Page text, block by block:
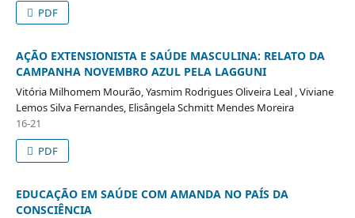
PDF
AÇÃO EXTENSIONISTA E SAÚDE MASCULINA: RELATO DA
CAMPANHA NOVEMBRO AZUL PELA LAGGUNI
Vitória Milhomem Mourão, Yasmim Rodrigues Oliveira Leal , Viviane
Lemos Silva Fernandes, Elisângela Schmitt Mendes Moreira
16-21
PDF
EDUCAÇÃO EM SAÚDE COM AMANDA NO PAÍS DA
CONSCIÊNCIA